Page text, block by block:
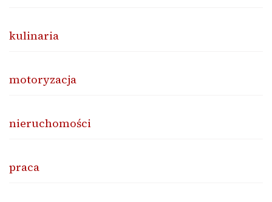
kulinaria
motoryzacja
nieruchomości
praca